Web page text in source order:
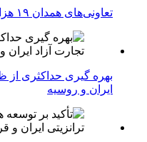
تعاونی‌های همدان ۱۹ هزار فرصت شغلی ایجاد کرده‌اند
بهره گیری حداکثری از
ایران و روسیه